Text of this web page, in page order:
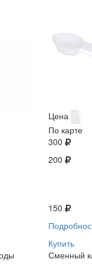
Цена
По карте
300
200
150
Купить
Сменный